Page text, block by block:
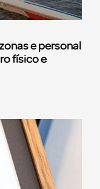
e personal
físico e